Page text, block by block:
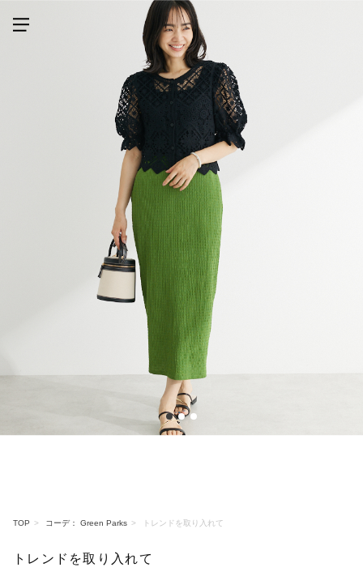
TOP コーデ： Green Parks トレンドを取り入れて
トレンドを取り入れて
1 2